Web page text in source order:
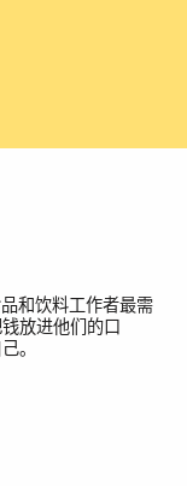
和饮料工作者最需
放进他们的口
。